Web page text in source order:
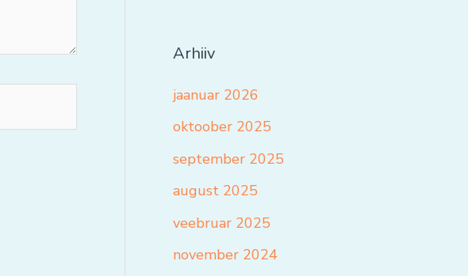
Arhiiv
jaanuar 2026
oktoober 2025
september 2025
august 2025
veebruar 2025
november 2024